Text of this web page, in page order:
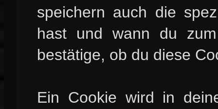
speichern auch die
hast und wann du
bestätige, ob du diese
Ein Cookie wird in